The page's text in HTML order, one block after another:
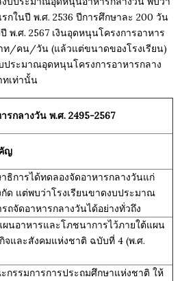
กในปี พ.ศ. 2536 ปีการศึกษาละ 200 วัน
.ศ. 2567 เงินอุดหนุนโครงการอาหาร
ท/คน/วัน (แล้วแต่ขนาดของโรงเรียน)
ประมาณอุดหนุนโครงการอาหารกลาง
ทเท่านั้น
รกลางวัน พ.ศ. 2495-2567
ญ
ธิการได้ทดลองจัดอาหารกลางวันแก่
ด แต่พบว่าโรงเรียนขาดงบประมาณ
ถจัดอาหารกลางวันได้อย่างทั่วถึง
นอาหารและโภชนาการไว้ภายใต้แผน
จและสังคมแห่งชาติ ฉบับที่ 4 (พ.ศ.
กรรมการการประถมศึกษาแห่งชาติ ให้